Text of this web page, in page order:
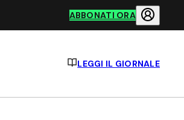
ABBONATI ORA
LEGGI IL GIORNALE